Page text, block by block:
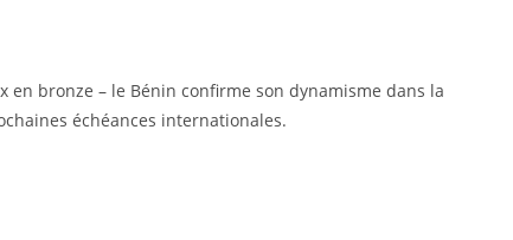
en bronze – le Bénin confirme son dynamisme dans la
échéances internationales.